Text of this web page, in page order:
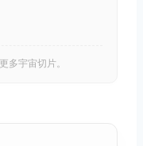
多宇宙切片。